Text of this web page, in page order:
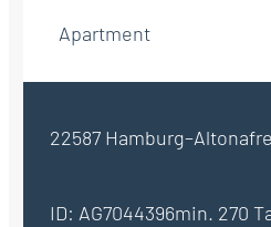
Apartment
22587 Hamburg–Altona
ID: AG7044396min. 270